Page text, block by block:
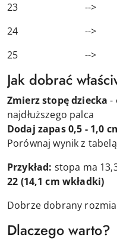
23 -->
24 -->
25 -->
Jak dobrać
Zmierz stopę dziecka -
najdłuższego palca
Dodaj zapas 0,5 - 1,0
Porównaj wynik z
Przykład: stopa ma
22 (14,1 cm wkładki)
Dobrze dobrany
Dlaczego warto?